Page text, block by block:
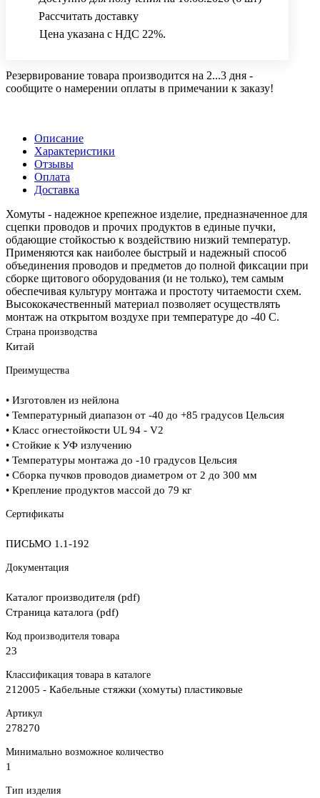
Рассчитать доставку
Цена указана с НДС 22%.
Резервирование товара производится на 2...3 дня -
сообщите о намерении оплаты в примечании к заказу!
Описание
Характеристики
Отзывы
Оплата
Доставка
Хомуты - надежное крепежное изделие, предназначенное для
сцепки проводов и прочих продуктов в единые пучки,
обдающие стойкостью к воздействию низкий температур.
Применяются как наиболее быстрый и надежный способ
объединения проводов и предметов до полной фиксации при
сборке щитового оборудования (и не только), тем самым
обеспечивая культуру монтажа и простоту читаемости схем.
Высококачественный материал позволяет осуществлять
монтаж на открытом воздухе при температуре до -40 С.
Страна производства
Китай
Преимущества
• Изготовлен из нейлона
• Температурный диапазон от -40 до +85 градусов Цельсия
• Класс огнестойкости UL 94 - V2
• Стойкие к УФ излучению
• Температуры монтажа до -10 градусов Цельсия
• Сборка пучков проводов диаметром от 2 до 300 мм
• Крепление продуктов массой до 79 кг
Сертификаты
ПИСЬМО 1.1-192
Документация
Каталог производителя (pdf)
Страница каталога (pdf)
Код производителя товара
23
Классификация товара в каталоге
212005 - Кабельные стяжки (хомуты) пластиковые
Артикул
278270
Минимально возможное количество
1
Тип изделия